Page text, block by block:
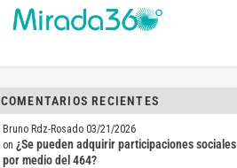
COMENTARIOS RECIENTES
Bruno Rdz-Rosado 03/21/2026
on ¿Se pueden adquirir participaciones sociales
por medio del 464?